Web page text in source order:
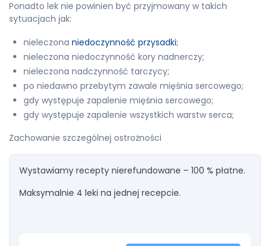
Ponadto lek nie powinien być przyjmowany w takich
sytuacjach jak:
nieleczona niedoczynność przysadki;
nieleczona niedoczynność kory nadnerczy;
nieleczona nadczynność tarczycy;
po niedawno przebytym zawale mięśnia sercowego;
gdy występuje zapalenie mięśnia sercowego;
gdy występuje zapalenie wszystkich warstw serca;
Zachowanie szczególnej ostrożności
Wystawiamy recepty nierefundowane – 100 % płatne.
Maksymalnie 4 leki na jednej recepcie.